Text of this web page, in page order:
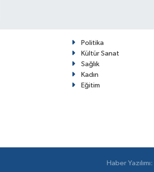
Politika
Kültür Sanat
Sağlık
Kadın
Eğitim
Haber Yazılımı: